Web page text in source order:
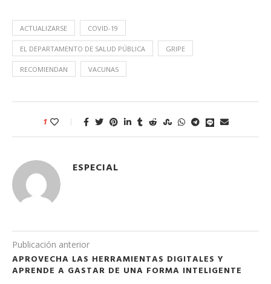
ACTUALIZARSE COVID-19
EL DEPARTAMENTO DE SALUD PÚBLICA GRIPE
RECOMIENDAN VACUNAS
1
ESPECIAL
Publicación anterior
APROVECHA LAS HERRAMIENTAS DIGITALES Y
APRENDE A GASTAR DE UNA FORMA INTELIGENTE